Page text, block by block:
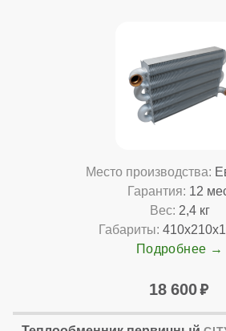
Место производства:
Гарантия: 12
Вес: 2,4 кг
Габариты:
Подробнее
18 600